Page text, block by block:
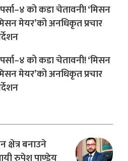
को कडा चेतावनी! ‘मिसन
मेयर’को अनधिकृत प्रचार
को कडा चेतावनी! ‘मिसन
मेयर’को अनधिकृत प्रचार
क्षेत्र बनाउने